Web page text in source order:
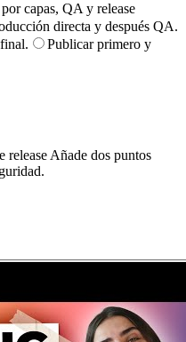
capas, QA y release
directa y después QA.
Publicar primero y
release Añade dos puntos